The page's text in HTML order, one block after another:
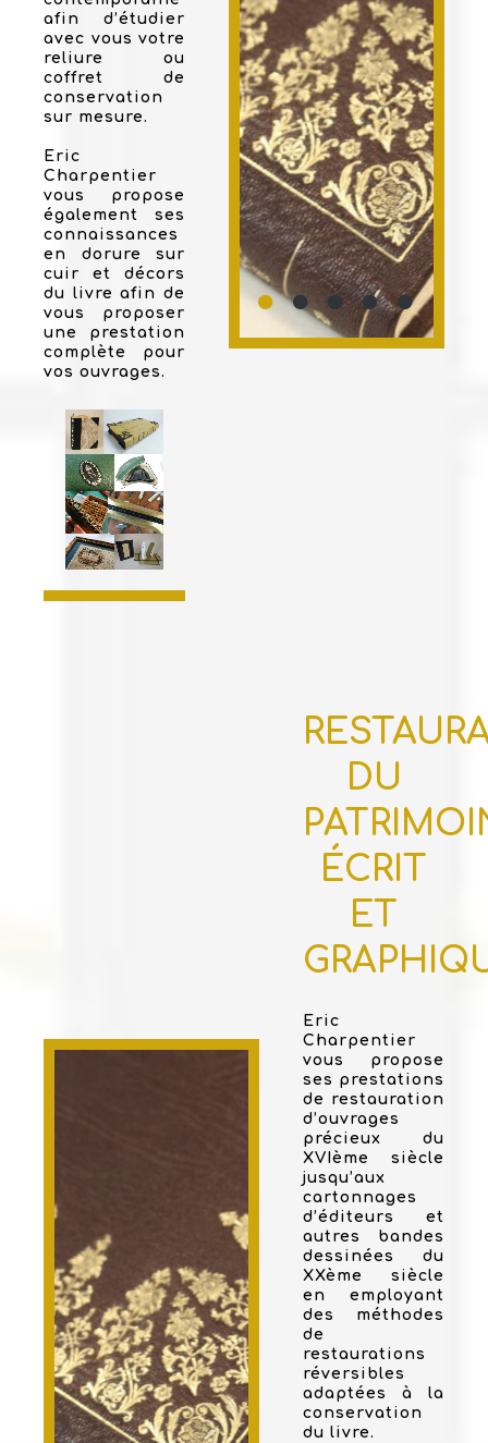
afin d’étudier
avec vous votre
reliure ou
coffret de
conservation
sur mesure.
Eric
Charpentier
vous propose
également ses
connaissances
en dorure sur
cuir et décors
du livre afin de
vous proposer
une prestation
complète pour
vos ouvrages.
DU
ÉCRIT
ET
Eric
Charpentier
vous propose
ses prestations
de restauration
d’ouvrages
précieux du
XVIème siècle
jusqu’aux
cartonnages
d’éditeurs et
autres bandes
dessinées du
XXème siècle
en employant
des méthodes
de
restaurations
réversibles
adaptées à la
conservation
du livre.